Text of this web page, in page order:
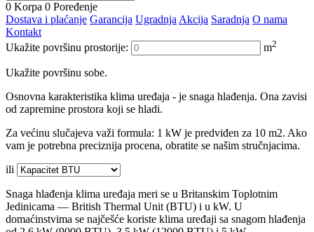
0 Korpa 0 Poređenje
Dostava i plaćanje Garancija Ugradnja Akcija Saradnja O nama
Kontakt
Ukažite površinu prostorije:
m2
Ukažite površinu sobe.
Osnovna karakteristika klima uređaja - je snaga hlađenja. Ona zavisi
od zapremine prostora koji se hladi.
Za većinu slučajeva važi formula: 1 kW je predviđen za 10 m2. Ako
vam je potrebna preciznija procena, obratite se našim stručnjacima.
ili
Snaga hlađenja klima uređaja meri se u Britanskim Toplotnim
Jedinicama — British Thermal Unit (BTU) i u kW. U
domaćinstvima se najčešće koriste klima uređaji sa snagom hlađenja